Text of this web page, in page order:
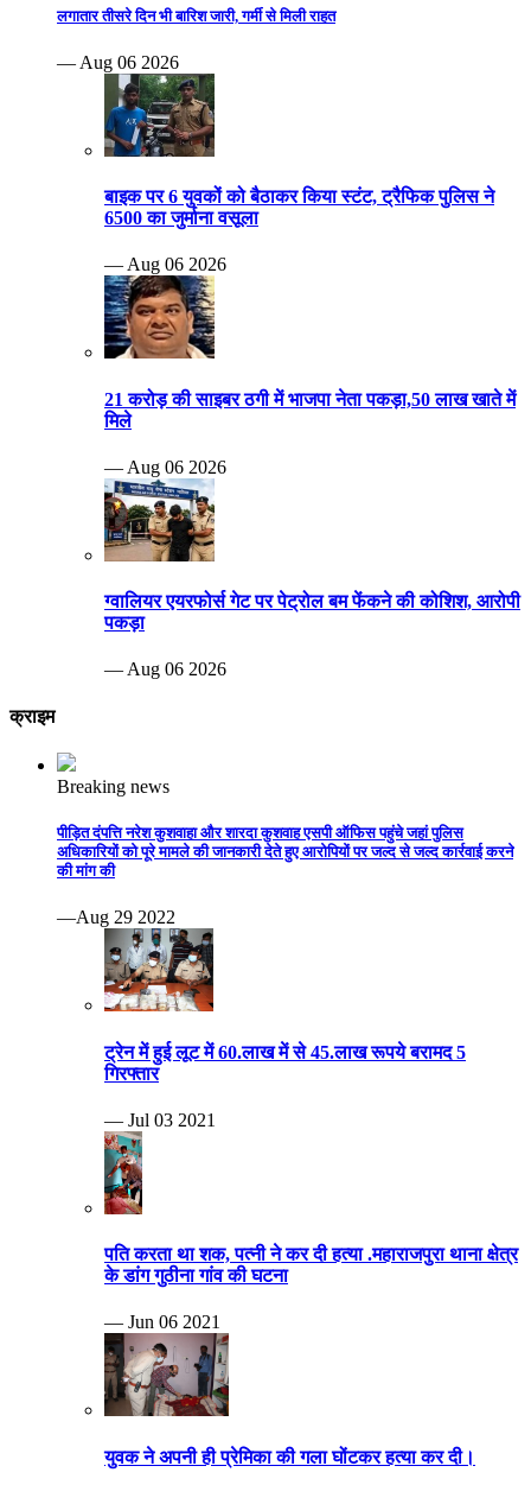
लगातार तीसरे दिन भी बारिश जारी, गर्मी से मिली राहत
— Aug 06 2026
बाइक पर 6 युवकों को बैठाकर किया स्टंट, ट्रैफिक पुलिस ने
6500 का जुर्माना वसूला
— Aug 06 2026
21 करोड़ की साइबर ठगी में भाजपा नेता पकड़ा,50 लाख खाते में
मिले
— Aug 06 2026
ग्वालियर एयरफोर्स गेट पर पेट्रोल बम फेंकने की कोशिश, आरोपी
पकड़ा
— Aug 06 2026
क्राइम
Breaking news
पीड़ित दंपत्ति नरेश कुशवाहा और शारदा कुशवाह एसपी ऑफिस पहुंचे जहां पुलिस
अधिकारियों को पूरे मामले की जानकारी देते हुए आरोपियों पर जल्द से जल्द कार्रवाई करने
की मांग की
—Aug 29 2022
ट्रेन में हुई लूट में 60.लाख में से 45.लाख रूपये बरामद 5
गिरफ्तार
— Jul 03 2021
पति करता था शक, पत्नी ने कर दी हत्या .महाराजपुरा थाना क्षेत्र
के डांग गुठीना गांव की घटना
— Jun 06 2021
युवक ने अपनी ही प्रेमिका की गला घोंटकर हत्या कर दी।